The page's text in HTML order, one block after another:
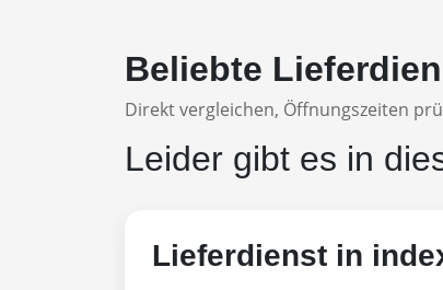
Beliebte
Direkt vergleichen, Öffnungszeiten
Leider gibt es in
Lieferdienst in